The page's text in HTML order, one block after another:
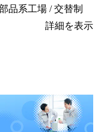
品系工場 / 交替制
詳細を表示